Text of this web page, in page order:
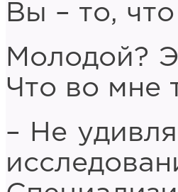
Вы – то,
Молодой?
Что во мне
– Не